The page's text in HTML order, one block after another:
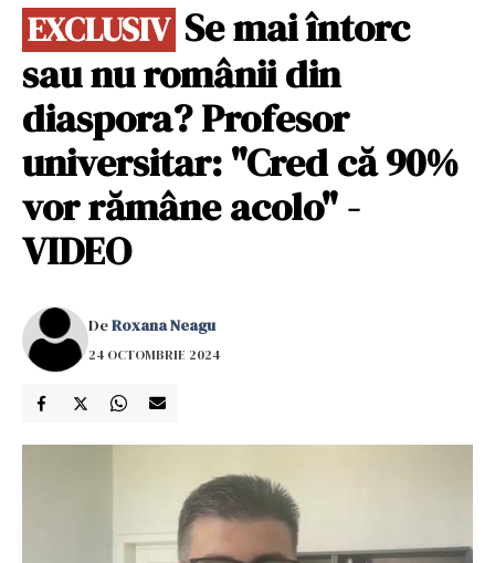
EXCLUSIV Se mai întorc
sau nu românii din
diaspora? Profesor
universitar: "Cred că 90%
vor rămâne acolo" -
VIDEO
DeRoxana Neagu
24 OCTOMBRIE 2024